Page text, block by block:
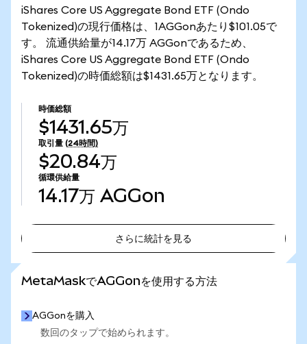
iShares Core US Aggregate Bond ETF (Ondo
Tokenized)の現行価格は、1AGGonあたり$101.05で
す。 流通供給量が14.17万 AGGonであるため、
iShares Core US Aggregate Bond ETF (Ondo
Tokenized)の時価総額は$1431.65万となります。
時価総額
$1431.65万
取引量 (24時間)
$20.84万
循環供給量
14.17万 AGGon
さらに統計を見る
MetaMaskでAGGonを使用する方法
AGGonを購入
数回のタップで始められます。